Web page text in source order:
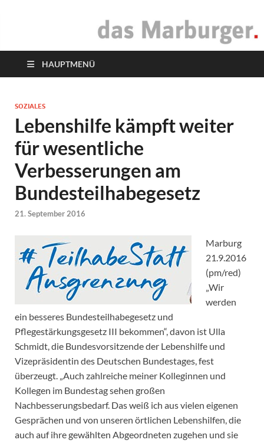
das Marburger.
HAUPTMENÜ
SOZIALES
Lebenshilfe kämpft weiter
für wesentliche
Verbesserungen am
Bundesteilhabegesetz
21. September 2016
Marburg
21.9.2016
(pm/red)
„Wir
werden
ein besseres Bundesteilhabegesetz und
Pflegestärkungsgesetz III bekommen“, davon ist Ulla
Schmidt, die Bundesvorsitzende der Lebenshilfe und
Vizepräsidentin des Deutschen Bundestages, fest
überzeugt. „Auch zahlreiche meiner Kolleginnen und
Kollegen im Bundestag sehen großen
Nachbesserungsbedarf. Das weiß ich aus vielen eigenen
Gesprächen und von unseren örtlichen Lebenshilfen, die
auch auf ihre gewählten Abgeordneten zugehen und sie